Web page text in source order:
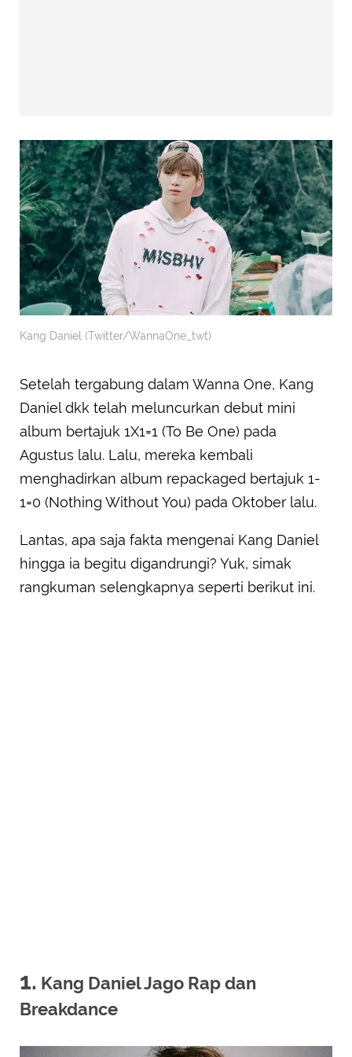
Kang Daniel (Twitter/WannaOne_twt)
Setelah tergabung dalam Wanna One, Kang
Daniel dkk telah meluncurkan debut mini
album bertajuk 1X1=1 (To Be One) pada
Agustus lalu. Lalu, mereka kembali
menghadirkan album repackaged bertajuk 1-
1=0 (Nothing Without You) pada Oktober lalu.
Lantas, apa saja fakta mengenai Kang Daniel
hingga ia begitu digandrungi? Yuk, simak
rangkuman selengkapnya seperti berikut ini.
1. Kang Daniel Jago Rap dan
Breakdance